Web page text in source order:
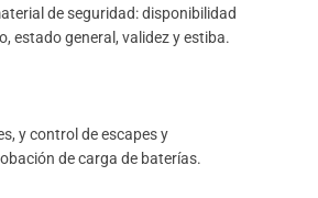
de seguridad: disponibilidad
estado general, validez y estiba.
y control de escapes y
de carga de baterías.